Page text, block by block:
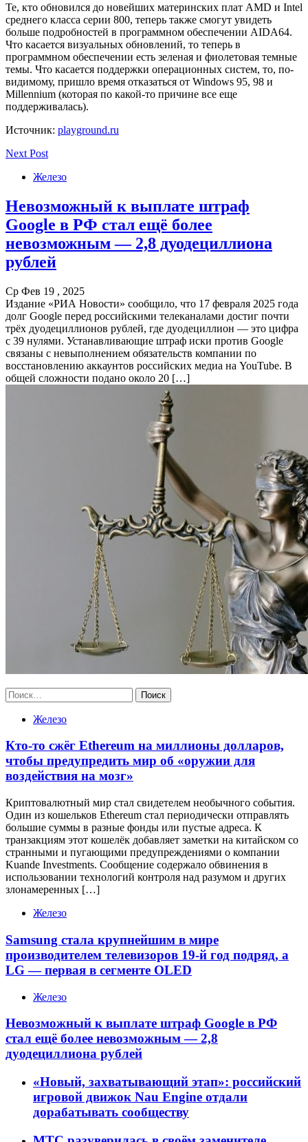
Те, кто обновился до новейших материнских плат AMD и Intel
среднего класса серии 800, теперь также смогут увидеть
больше подробностей в программном обеспечении AIDA64.
Что касается визуальных обновлений, то теперь в
программном обеспечении есть зеленая и фиолетовая темные
темы. Что касается поддержки операционных систем, то, по-
видимому, пришло время отказаться от Windows 95, 98 и
Millennium (которая по какой-то причине все еще
поддерживалась).
Источник: playground.ru
Next Post
Железо
Невозможный к выплате штраф
Google в РФ стал ещё более
невозможным — 2,8 дуодециллиона
рублей
Ср Фев 19 , 2025
Издание «РИА Новости» сообщило, что 17 февраля 2025 года
долг Google перед российскими телеканалами достиг почти
трёх дуодециллионов рублей, где дуодециллион — это цифра
с 39 нулями. Устанавливающие штраф иски против Google
связаны с невыполнением обязательств компании по
восстановлению аккаунтов российских медиа на YouTube. В
общей сложности подано около 20 […]
Найти:
Железо
Кто-то сжёг Ethereum на миллионы долларов,
чтобы предупредить мир об «оружии для
воздействия на мозг»
Криптовалютный мир стал свидетелем необычного события.
Один из кошельков Ethereum стал периодически отправлять
большие суммы в разные фонды или пустые адреса. К
транзакциям этот кошелёк добавляет заметки на китайском со
странными и пугающими предупреждениями о компании
Kuande Investments. Сообщение содержало обвинения в
использовании технологий контроля над разумом и других
злонамеренных […]
Железо
Samsung стала крупнейшим в мире
производителем телевизоров 19-й год подряд, а
LG — первая в сегменте OLED
Железо
Невозможный к выплате штраф Google в РФ
стал ещё более невозможным — 2,8
дуодециллиона рублей
«Новый, захватывающий этап»: российский
игровой движок Nau Engine отдали
дорабатывать сообществу